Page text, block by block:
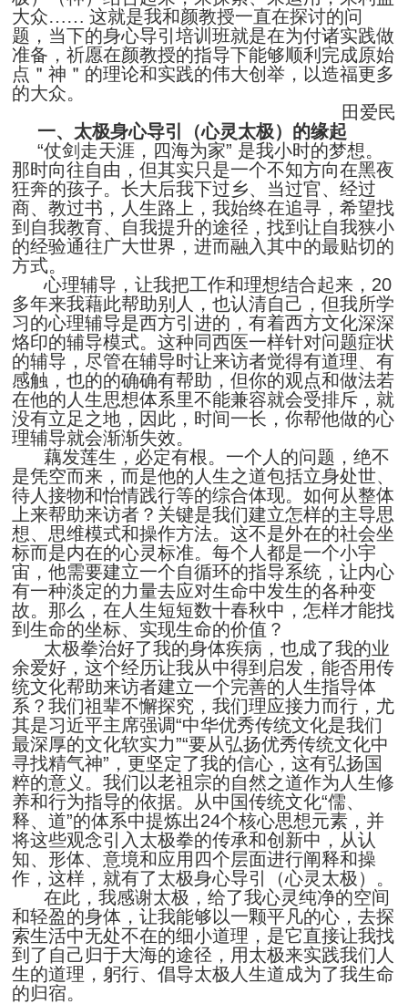
大众…… 这就是我和颜教授一直在探讨的问
题，当下的身心导引培训班就是在为付诸实践做
准备，祈愿在颜教授的指导下能够顺利完成原始
点＂神＂的理论和实践的伟大创举，以造福更多
的大众。
田爱民
一、太极身心导引（心灵太极）的缘起
“仗剑走天涯，四海为家” 是我小时的梦想。
那时向往自由，但其实只是一个不知方向在黑夜
狂奔的孩子。长大后我下过乡、当过官、经过
商、教过书，人生路上，我始终在追寻，希望找
到自我教育、自我提升的途径，找到让自我狭小
的经验通往广大世界，进而融入其中的最贴切的
方式。
心理辅导，让我把工作和理想结合起来，20
多年来我藉此帮助别人，也认清自己，但我所学
习的心理辅导是西方引进的，有着西方文化深深
烙印的辅导模式。这种同西医一样针对问题症状
的辅导，尽管在辅导时让来访者觉得有道理、有
感触，也的的确确有帮助，但你的观点和做法若
在他的人生思想体系里不能兼容就会受排斥，就
没有立足之地，因此，时间一长，你帮他做的心
理辅导就会渐渐失效。
藕发莲生，必定有根。一个人的问题，绝不
是凭空而来，而是他的人生之道包括立身处世、
待人接物和怡情践行等的综合体现。如何从整体
上来帮助来访者？关键是我们建立怎样的主导思
想、思维模式和操作方法。这不是外在的社会坐
标而是内在的心灵标准。每个人都是一个小宇
宙，他需要建立一个自循环的指导系统，让内心
有一种淡定的力量去应对生命中发生的各种变
故。那么，在人生短短数十春秋中，怎样才能找
到生命的坐标、实现生命的价值？
太极拳治好了我的身体疾病，也成了我的业
余爱好，这个经历让我从中得到启发，能否用传
统文化帮助来访者建立一个完善的人生指导体
系？我们祖辈不懈探究，我们理应接力而行，尤
其是习近平主席强调“中华优秀传统文化是我们
最深厚的文化软实力”“要从弘扬优秀传统文化中
寻找精气神”，更坚定了我的信心，这有弘扬国
粹的意义。我们以老祖宗的自然之道作为人生修
养和行为指导的依据。从中国传统文化“儒、
释、道”的体系中提炼出24个核心思想元素，并
将这些观念引入太极拳的传承和创新中，从认
知、形体、意境和应用四个层面进行阐释和操
作，这样，就有了太极身心导引（心灵太极）。
在此，我感谢太极，给了我心灵纯净的空间
和轻盈的身体，让我能够以一颗平凡的心，去探
索生活中无处不在的细小道理，是它直接让我找
到了自己归于大海的途径，用太极来实践我们人
生的道理，躬行、倡导太极人生道成为了我生命
的归宿。